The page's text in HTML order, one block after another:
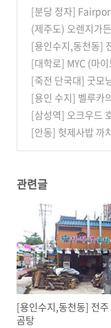
[분당 정자]
(제주도) 오렌지가
0)
[용인수지,동천동]
[대학로] MYC (마
[죽전 단국대] 굿모
[용인 수지] 벨루
아주 특별한 빵 요
[삼성역] 오크우드
스 노트) (9)
[안동] 헛제사밥 까
관련글
[용인수지,동천동] 전주
곰탕